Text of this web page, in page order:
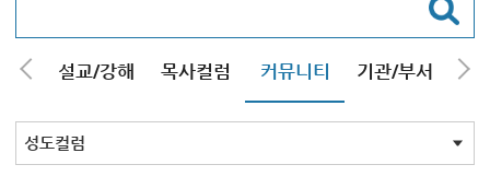
내 설교/강해 목사컬럼 커뮤니티 기관/부서 선
최근등록자료
자유게시판
교회소식
성도컬럼